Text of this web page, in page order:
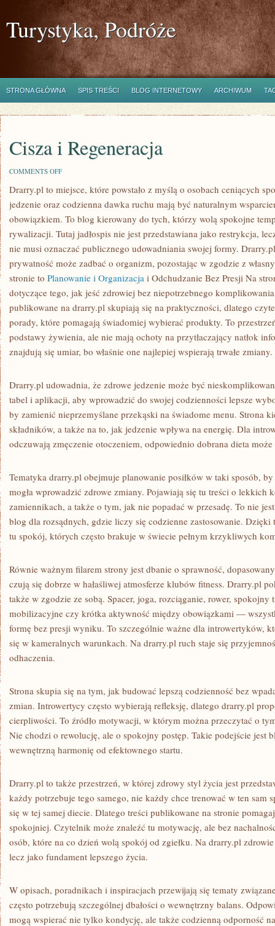
Turystyka, Podróże
STRONA GŁÓWNA SPIS TREŚCI BLOG INTERNETOWY ARCHIWUM
Cisza i Regeneracja
COMMENTS OFFON
I
REGENERACJA
Drarry.pl to miejsce, które powstało z myślą o osobach ceniących
jedzenie oraz codzienna dawka ruchu mają być naturalnym
obowiązkiem. To blog kierowany do tych, którzy wolą spokojne
rywalizacji. Tutaj jadłospis nie jest przedstawiana jako restrykcja,
nie musi oznaczać publicznego udowadniania swojej formy.
prywatność może zadbać o organizm, pozostając w zgodzie z
stronie to Planowanie i Organizacja i Odchudzanie Bez Presji Na
dotyczące tego, jak jeść zdrowiej bez niepotrzebnego
publikowane na drarry.pl skupiają się na praktyczności, dlatego
porady, które pomagają świadomiej wybierać produkty. To
podstawy żywienia, ale nie mają ochoty na przytłaczający natłok
znajdują się umiar, bo właśnie one najlepiej wspierają trwałe zmiany.
Drarry.pl udowadnia, że zdrowe jedzenie może być
tabel i aplikacji, aby wprowadzić do swojej codzienności lepsze
by zamienić nieprzemyślane przekąski na świadome menu. Strona
składników, a także na to, jak jedzenie wpływa na energię. Dla
odczuwają zmęczenie otoczeniem, odpowiednio dobrana dieta
Tematyka drarry.pl obejmuje planowanie posiłków w taki sposób,
mogła wprowadzić zdrowe zmiany. Pojawiają się tu treści o lekkich
zamiennikach, a także o tym, jak nie popadać w przesadę. To nie
blog dla rozsądnych, gdzie liczy się codzienne zastosowanie.
tu spokój, których często brakuje w świecie pełnym krzykliwych
Równie ważnym filarem strony jest dbanie o sprawność,
czują się dobrze w hałaśliwej atmosferze klubów fitness. Drarry.pl
także w zgodzie ze sobą. Spacer, joga, rozciąganie, rower,
mobilizacyjne czy krótka aktywność między obowiązkami —
formę bez presji wyniku. To szczególnie ważne dla introwertyków,
się w kameralnych warunkach. Na drarry.pl ruch staje się
odhaczenia.
Strona skupia się na tym, jak budować lepszą codzienność bez
zmian. Introwertycy często wybierają refleksję, dlatego drarry.pl
cierpliwości. To źródło motywacji, w którym można przeczytać o
Nie chodzi o rewolucję, ale o spokojny postęp. Takie podejście jest
wewnętrzną harmonię od efektownego startu.
Drarry.pl to także przestrzeń, w której zdrowy styl życia jest
każdy potrzebuje tego samego, nie każdy chce trenować w ten sam
się w tej samej diecie. Dlatego treści publikowane na stronie
spokojniej. Czytelnik może znaleźć tu motywację, ale bez
osób, które na co dzień wolą spokój od zgiełku. Na drarry.pl
lecz jako fundament lepszego życia.
W opisach, poradnikach i inspiracjach przewijają się tematy
często potrzebują szczególnej dbałości o wewnętrzny balans.
mogą wspierać nie tylko kondycję, ale także codzienną odporność